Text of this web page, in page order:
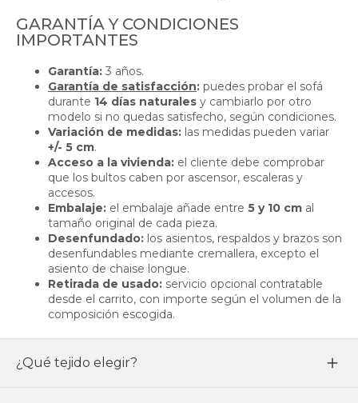
GARANTÍA Y CONDICIONES
IMPORTANTES
Garantía: 3 años.
Garantía de satisfacción: puedes probar el sofá
durante 14 días naturales y cambiarlo por otro
modelo si no quedas satisfecho, según condiciones.
Variación de medidas: las medidas pueden variar
+/- 5 cm.
Acceso a la vivienda: el cliente debe comprobar
que los bultos caben por ascensor, escaleras y
accesos.
Embalaje: el embalaje añade entre 5 y 10 cm al
tamaño original de cada pieza.
Desenfundado: los asientos, respaldos y brazos son
desenfundables mediante cremallera, excepto el
asiento de chaise longue.
Retirada de usado: servicio opcional contratable
desde el carrito, con importe según el volumen de la
composición escogida.
¿Qué tejido elegir?